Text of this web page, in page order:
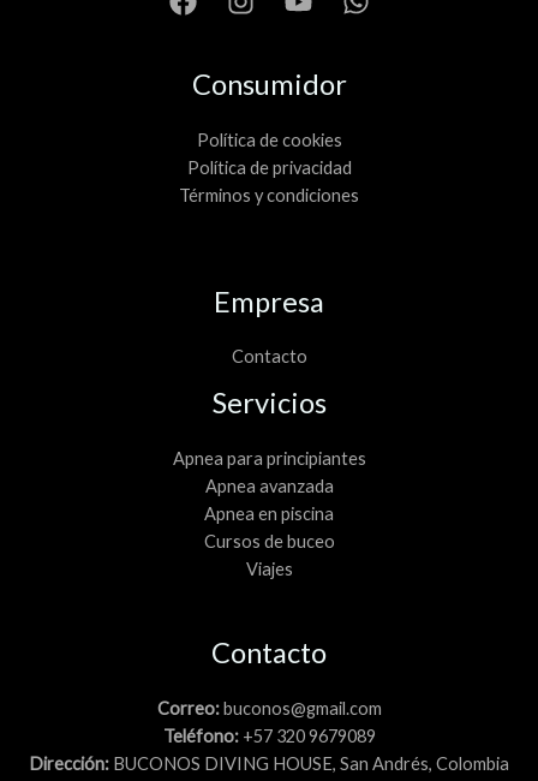
Consumidor
Política de cookies
Política de privacidad
Términos y condiciones
Empresa
Contacto
Servicios
Apnea para principiantes
Apnea avanzada
Apnea en piscina
Cursos de buceo
Viajes
Contacto
Correo: buconos@gmail.com
Teléfono:+57 320 9679089
Dirección: BUCONOS DIVING HOUSE, San Andrés, Colombia